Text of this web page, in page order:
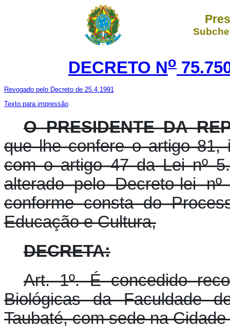
DECRETO No
Revogado pelo Decreto de 25.4.1991
Texto para impressão
O PRESIDENTE DA
que lhe confere o artigo 81,
com o artigo 47 da Lei nº
alterado pelo Decreto-lei
conforme consta do
Educação e Cultura,
DECRETA:
Art. 1º. É concedido
Biológicas da Faculdade
Taubaté, com sede na